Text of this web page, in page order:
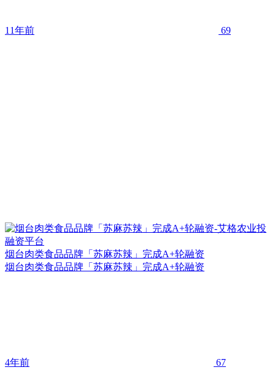
11年前 69
烟台肉类食品品牌「苏麻苏辣」完成A+轮融资
烟台肉类食品品牌「苏麻苏辣」完成A+轮融资
4年前 67